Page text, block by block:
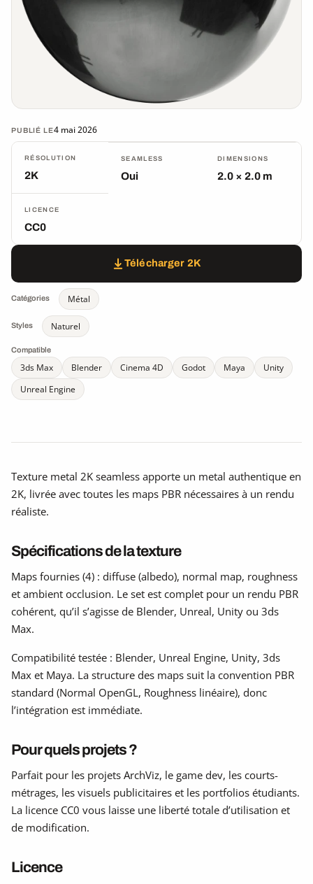
PUBLIÉ LE4 mai 2026
RÉSOLUTION
2K
SEAMLESS
Oui
DIMENSIONS
2.0 × 2.0 m
LICENCE
CC0
Télécharger 2K
Catégories Métal
Styles Naturel
Compatible
3ds Max Blender Cinema 4D Godot Maya
Unity
Unreal Engine
Texture metal 2K seamless apporte un metal authentique en
2K, livrée avec toutes les maps PBR nécessaires à un rendu
réaliste.
Spécifications de la texture
Maps fournies (4) : diffuse (albedo), normal map, roughness
et ambient occlusion. Le set est complet pour un rendu PBR
cohérent, qu’il s’agisse de Blender, Unreal, Unity ou 3ds
Max.
Compatibilité testée : Blender, Unreal Engine, Unity, 3ds
Max et Maya. La structure des maps suit la convention PBR
standard (Normal OpenGL, Roughness linéaire), donc
l’intégration est immédiate.
Pour quels projets ?
Parfait pour les projets ArchViz, le game dev, les courts-
métrages, les visuels publicitaires et les portfolios étudiants.
La licence CC0 vous laisse une liberté totale d’utilisation et
de modification.
Licence